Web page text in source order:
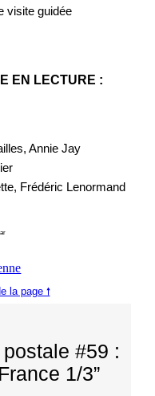
visite guidée
EN LECTURE :
Annie Jay
Frédéric Lenormand
la page 🠕
#59 :
1/3”